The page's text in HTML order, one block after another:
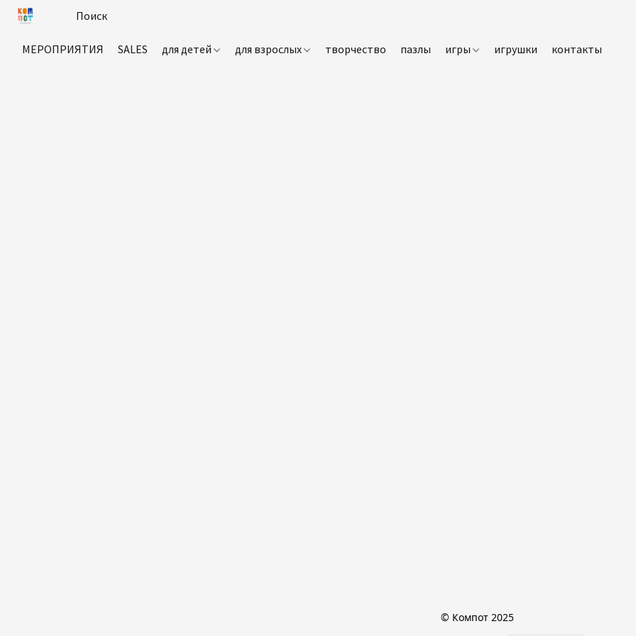
МЕРОПРИЯТИЯ SALES для детей для взрослых творчество пазлы игры игрушки контакты
© Компот 2025